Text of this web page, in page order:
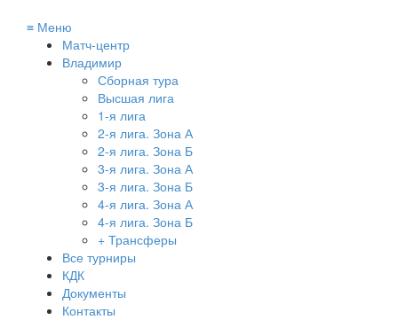
≡ Меню
Матч-центр
Владимир
Сборная тура
Высшая лига
1-я лига
2-я лига. Зона А
2-я лига. Зона Б
3-я лига. Зона А
3-я лига. Зона Б
4-я лига. Зона А
4-я лига. Зона Б
+ Трансферы
Все турниры
КДК
Документы
Контакты